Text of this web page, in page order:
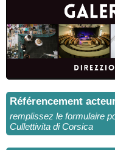
Référencement
remplissez le formulaire
Cullettivita di Corsica